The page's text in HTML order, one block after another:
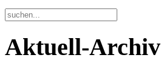
Aktuell-Archiv